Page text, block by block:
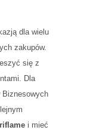
dla wielu
zakupów.
się z
Dla
Biznesowych
i mieć